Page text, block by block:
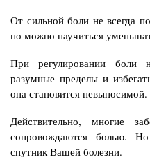
От сильной боли не всегда
но можно научиться
При регулировании боли
разумные пределы и
она становится невыносимой.
Действительно, многие
сопровождаются болью.
спутник Вашей болезни.